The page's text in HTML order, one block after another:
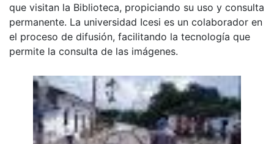
que visitan la Biblioteca, propiciando su uso y consulta
permanente. La universidad Icesi es un colaborador en
el proceso de difusión, facilitando la tecnología que
permite la consulta de las imágenes.